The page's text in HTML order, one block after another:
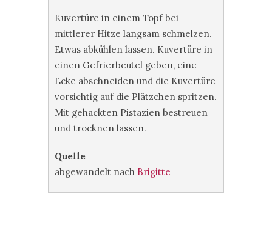
Kuvertüre in einem Topf bei
mittlerer Hitze langsam schmelzen.
Etwas abkühlen lassen. Kuvertüre in
einen Gefrierbeutel geben, eine
Ecke abschneiden und die Kuvertüre
vorsichtig auf die Plätzchen spritzen.
Mit gehackten Pistazien bestreuen
und trocknen lassen.
Quelle
abgewandelt nach Brigitte